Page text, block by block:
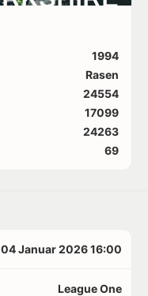
1994
Rasen
24554
17099
24263
69
04 Januar 2026 16:00
League One